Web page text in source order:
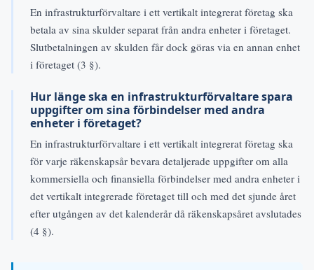
En infrastrukturförvaltare i ett vertikalt integrerat företag ska
betala av sina skulder separat från andra enheter i företaget.
Slutbetalningen av skulden får dock göras via en annan enhet
i företaget (3 §).
Hur länge ska en infrastrukturförvaltare spara
uppgifter om sina förbindelser med andra
enheter i företaget?
En infrastrukturförvaltare i ett vertikalt integrerat företag ska
för varje räkenskapsår bevara detaljerade uppgifter om alla
kommersiella och finansiella förbindelser med andra enheter i
det vertikalt integrerade företaget till och med det sjunde året
efter utgången av det kalenderår då räkenskapsåret avslutades
(4 §).